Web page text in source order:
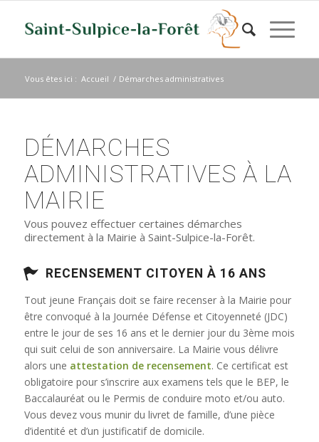
Vous êtes ici : Accueil / Démarches administratives
DÉMARCHES
ADMINISTRATIVES À LA
MAIRIE
Vous pouvez effectuer certaines démarches
directement à la Mairie à Saint-Sulpice-la-Forêt.
RECENSEMENT CITOYEN À 16 ANS
Tout jeune Français doit se faire recenser à la Mairie pour
être convoqué à la Journée Défense et Citoyenneté (JDC)
entre le jour de ses 16 ans et le dernier jour du 3ème mois
qui suit celui de son anniversaire. La Mairie vous délivre
alors une attestation de recensement. Ce certificat est
obligatoire pour s’inscrire aux examens tels que le BEP, le
Baccalauréat ou le Permis de conduire moto et/ou auto.
Vous devez vous munir du livret de famille, d’une pièce
d’identité et d’un justificatif de domicile.